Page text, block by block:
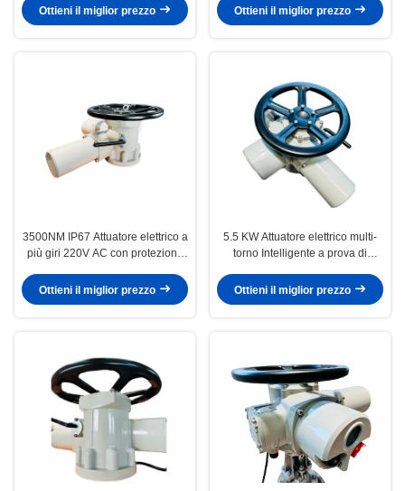
Ottieni il miglior prezzo
Ottieni il miglior prezzo
3500NM IP67 Attuatore elettrico a
più giri 220V AC con protezione
Ottieni il miglior prezzo
5.5 KW Attuatore elettrico multi-
torno Intelligente a prova di
Ottieni il miglior prezzo